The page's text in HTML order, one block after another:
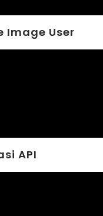
Image User
API